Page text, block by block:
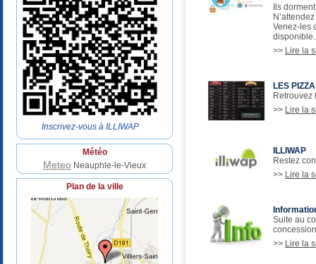
Ils
Venez-les
disponible.
>> Lire la
LES
Retrouvez
>> Lire la
ILLIWAP
Restez
>> Lire la
Suite au
>> Lire la
Inscrivez-vous à ILLIWAP
Météo
Meteo Neauphle-le-Vieux
Plan de la ville